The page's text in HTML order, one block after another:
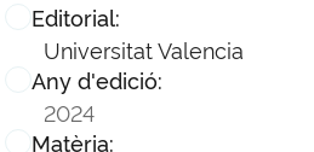
Editorial:
Universitat Valencia
Any d'edició:
2024
Matèria: